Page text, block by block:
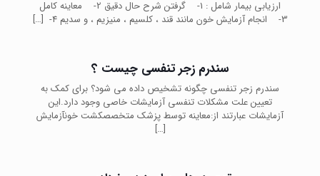
ارزیابی بیمار شامل : 1- گرفتن شرح حال دقیق 2- معاینه کامل
3- انجام آزمایش خون مانند قند ، کلسیم ، منیزیم ، و سدیم 4-
[…]
سندرم زجر تنفسی چیست ؟
سندرم زجر تنفسی چگونه تشخیص داده می شود؟ برای کمک به
تعیین علت مشکلات تنفسی آزمایشات خاصی وجود دارد.این
آزمایشات عبارتند از:معاینه توسط پزشک متخصصکشت خونآزمایش
[…]